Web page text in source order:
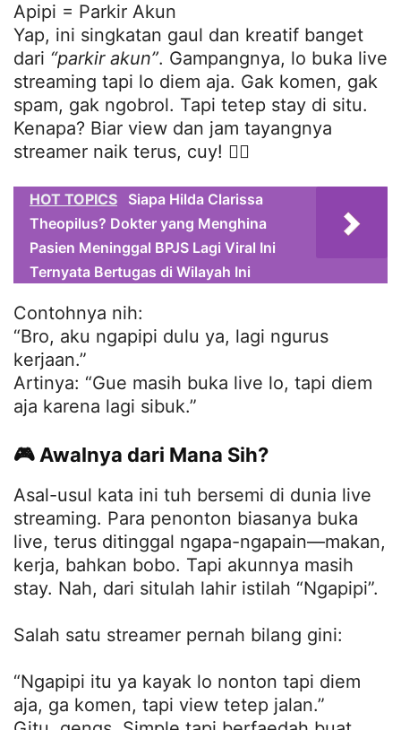
Apipi = Parkir Akun
Yap, ini singkatan gaul dan kreatif banget
dari “parkir akun”. Gampangnya, lo buka live
streaming tapi lo diem aja. Gak komen, gak
spam, gak ngobrol. Tapi tetep stay di situ.
Kenapa? Biar view dan jam tayangnya
streamer naik terus, cuy! ❤️‍🔥
HOT TOPICS
Siapa Hilda Clarissa
Theopilus? Dokter yang Menghina
Pasien Meninggal BPJS Lagi Viral Ini
Ternyata Bertugas di Wilayah Ini
Contohnya nih:
“Bro, aku ngapipi dulu ya, lagi ngurus
kerjaan.”
Artinya: “Gue masih buka live lo, tapi diem
aja karena lagi sibuk.”
🎮 Awalnya dari Mana Sih?
Asal-usul kata ini tuh bersemi di dunia live
streaming. Para penonton biasanya buka
live, terus ditinggal ngapa-ngapain—makan,
kerja, bahkan bobo. Tapi akunnya masih
stay. Nah, dari situlah lahir istilah “Ngapipi”.
Salah satu streamer pernah bilang gini:
“Ngapipi itu ya kayak lo nonton tapi diem
aja, ga komen, tapi view tetep jalan.”